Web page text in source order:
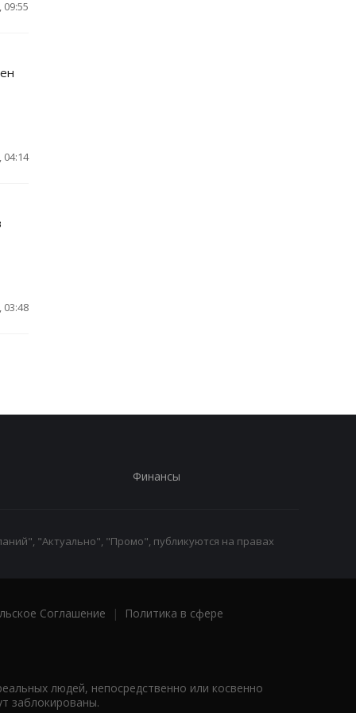
09:55
04:14
03:48
Финансы
"Актуально", "Промо", публикуются на правах
Соглашение |
Политика в сфере
людей, непосредственно или косвенно
заблокированы.